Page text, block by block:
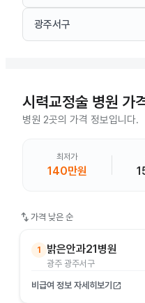
광주서구
시력교정술 병원 가
병원 2곳의 가격 정보입니다.
최저가
140만원
swap_vert 가격 낮은 순
1 밝은안과21병원
광주 광주서구
비급여 정보 자세히보기 open_in_new